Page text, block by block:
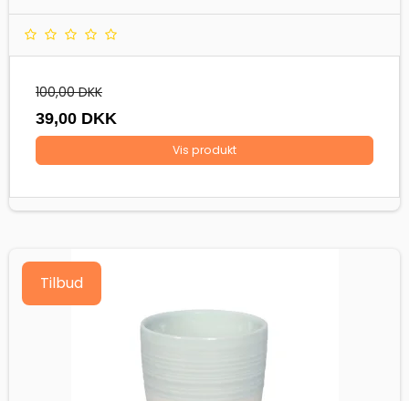
100,00 DKK
39,00 DKK
Vis produkt
Tilbud